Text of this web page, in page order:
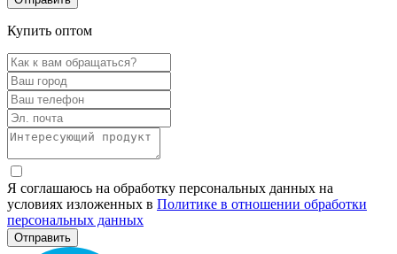
Купить оптом
Я соглашаюсь на обработку персональных данных на
условиях изложенных в Политике в отношении обработки
персональных данных